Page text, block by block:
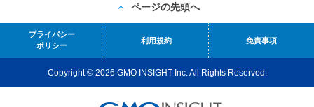
ページの先頭へ
プライバシー
ポリシー
利用規約 免責事項
Copyright © 2026 GMO INSIGHT Inc. All Rights Reserved.